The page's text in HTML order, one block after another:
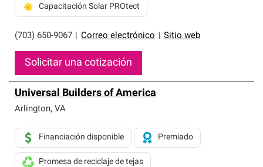
(703) 650-9067 Correo electrónico Sitio web
Capacitación Solar PROtect
Solicitar una cotización
Universal Builders of America
Arlington, VA
Financiación disponible Premiado
Promesa de reciclaje de tejas